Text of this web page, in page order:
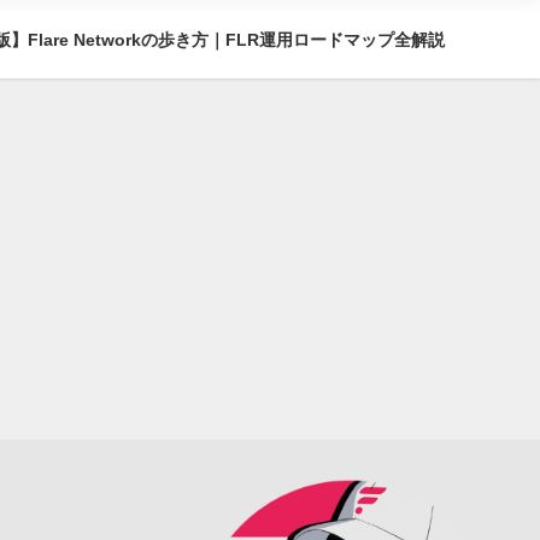
】Flare Networkの歩き方｜FLR運用ロードマップ全解説